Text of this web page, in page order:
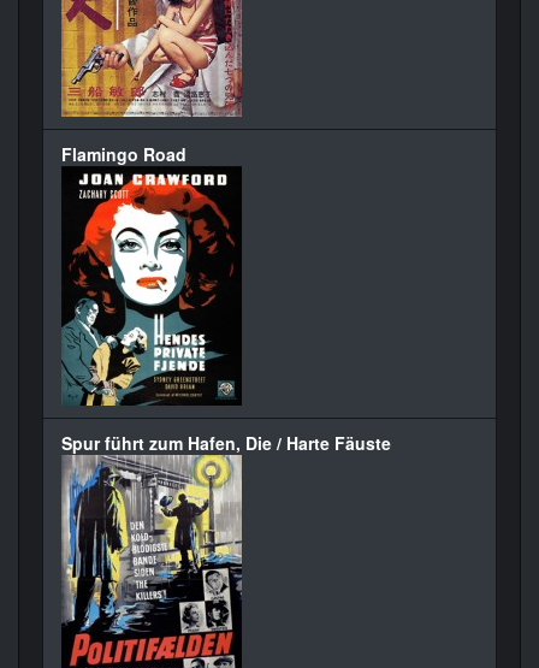
Flamingo Road
Spur führt zum Hafen, Die / Harte Fäuste